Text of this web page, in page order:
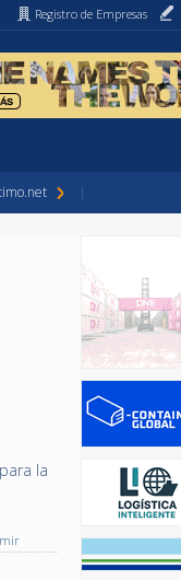
Registro de Empresas
la